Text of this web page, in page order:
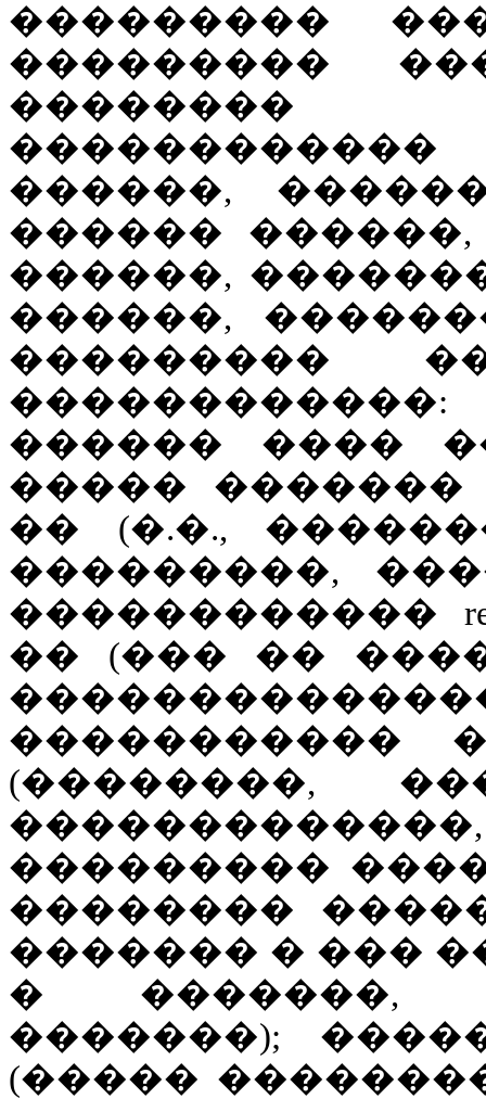
���������
���������
��������
������,
������
������,
������,
���������
������ ����
�����
�� (�.�.,
���������,
������������
�� (��� ��
�����������
(��������,
���������
��������
������� � ���
� �������,
�������);
(�����